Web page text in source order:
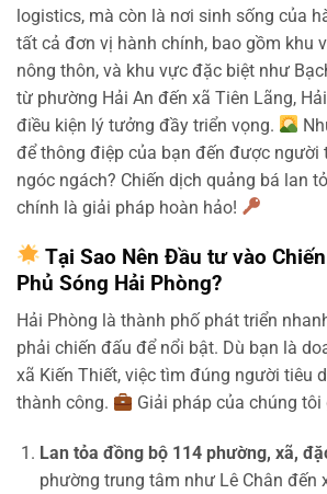
logistics, mà còn là nơi sinh sống của
tất cả đơn vị hành chính, bao gồm khu
nông thôn, và khu vực đặc biệt như
từ phường Hải An đến xã Tiên Lãng,
điều kiện lý tưởng đầy triển vọng.
để thông điệp của bạn đến được người
ngóc ngách? Chiến dịch quảng bá lan
chính là giải pháp hoàn hảo!
Tại Sao Nên Đầu tư vào
Phủ Sóng Hải Phòng?
Hải Phòng là thành phố phát triển
phải chiến đấu để nổi bật. Dù bạn là
xã Kiến Thiết, việc tìm đúng người tiêu
thành công.
Giải pháp của chúng tôi
Lan tỏa đồng bộ 114 phường, xã,
phường trung tâm như Lê Chân đến